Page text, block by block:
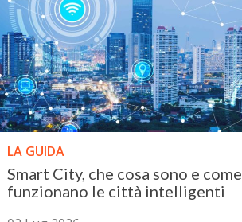
LA GUIDA
Smart City, che cosa sono e come
funzionano le città intelligenti